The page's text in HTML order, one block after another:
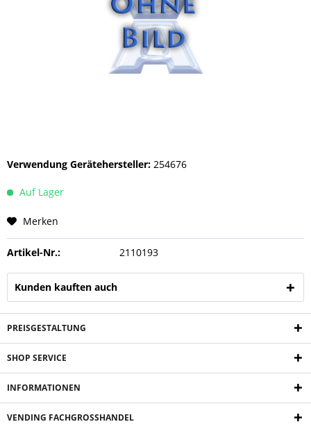
Verwendung Gerätehersteller: 254676
Auf Lager
Merken
Artikel-Nr.: 2110193
Kunden kauften auch
PREISGESTALTUNG
SHOP SERVICE
INFORMATIONEN
VENDING FACHGROSSHANDEL